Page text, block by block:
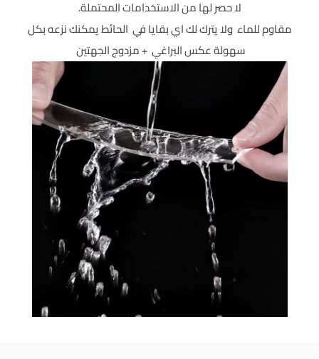
لا حصر لها من الاستخدامات المحتملة.
مقاوم للماء ولا يترك لك اي بقايا في الحائط يمكنك نزعه بكل
سهولة عكس البراغي + مزدوج الجهتين